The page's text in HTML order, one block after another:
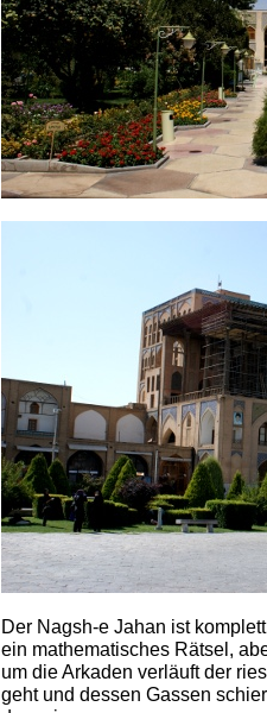
Der Nagsh-e Jahan ist
ein mathematisches Rätsel,
um die Arkaden verläuft der
geht und dessen Gassen